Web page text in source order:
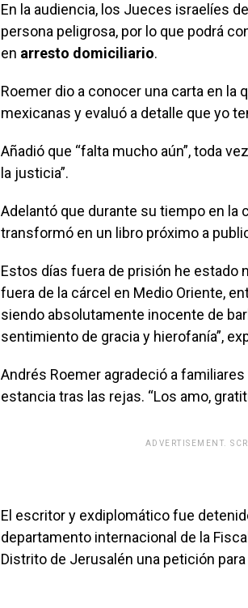
En la audiencia, los Jueces israelíes
persona peligrosa, por lo que podrá
en arresto domiciliario.
Roemer dio a conocer una carta en la
mexicanas y evaluó a detalle que yo
Añadió que “falta mucho aún”, toda
la justicia”.
Adelantó que durante su tiempo en la
transformó en un libro próximo a
Estos días fuera de prisión he estado
fuera de la cárcel en Medio Oriente,
siendo absolutamente inocente de
sentimiento de gracia y hierofanía”,
Andrés Roemer agradeció a
estancia tras las rejas. “Los amo,
ADVERTISEMENT.
El escritor y exdiplomático fue
departamento internacional de la
Distrito de Jerusalén una petición